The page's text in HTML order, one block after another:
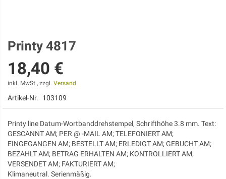
Zum
der
Bildgalerie
springen
Printy 4817
18,40 €
inkl. MwSt., zzgl. Versand
Artikel-Nr. 103109
Printy line Datum-Wortbanddrehstempel, Schrifthöhe 3.8 mm. Text:
GESCANNT AM; PER @ -MAIL AM; TELEFONIERT AM;
EINGEGANGEN AM; BESTELLT AM; ERLEDIGT AM; GEBUCHT AM;
BEZAHLT AM; BETRAG ERHALTEN AM; KONTROLLIERT AM;
VERSENDET AM; FAKTURIERT AM;
Klimaneutral. Serienmäßig.